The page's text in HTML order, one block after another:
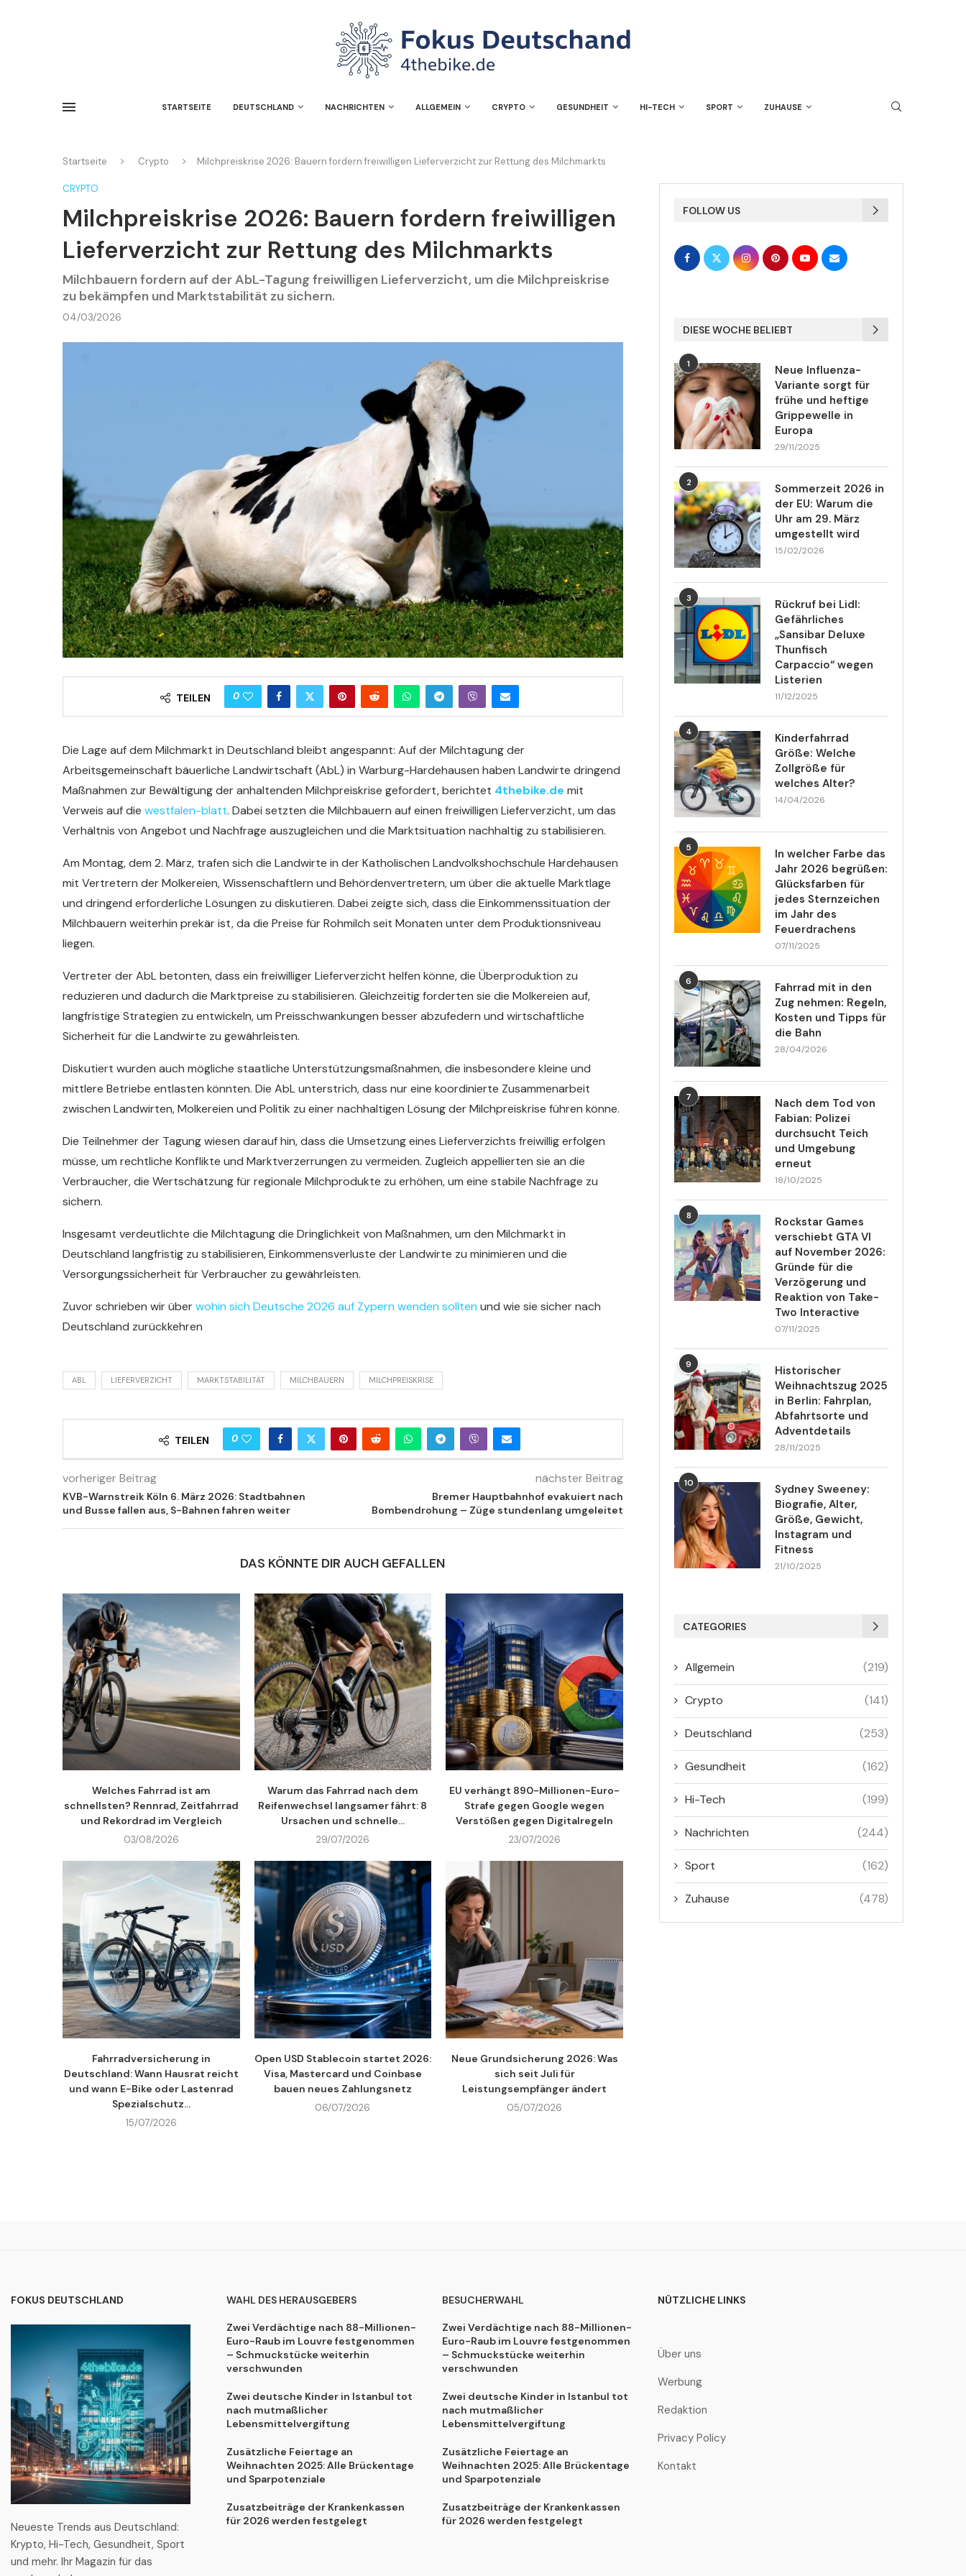
STARTSEITE DEUTSCHLAND NACHRICHTEN ALLGEMEIN CRYPTO GESUNDHEIT HI-TECH SPORT ZUHAUSE
Startseite Crypto Milchpreiskrise 2026: Bauern fordern freiwilligen Lieferverzicht zur Rettung des Milchmarkts
CRYPTO
Milchpreiskrise 2026: Bauern fordern freiwilligen
Lieferverzicht zur Rettung des Milchmarkts
Milchbauern fordern auf der AbL-Tagung freiwilligen Lieferverzicht, um die Milchpreiskrise
zu bekämpfen und Marktstabilität zu sichern.
04/03/2026
TEILEN 0
Die Lage auf dem Milchmarkt in Deutschland bleibt angespannt: Auf der Milchtagung der
Arbeitsgemeinschaft bäuerliche Landwirtschaft (AbL) in Warburg-Hardehausen haben Landwirte dringend
Maßnahmen zur Bewältigung der anhaltenden Milchpreiskrise gefordert, berichtet 4thebike.de mit
Verweis auf die westfalen-blatt. Dabei setzten die Milchbauern auf einen freiwilligen Lieferverzicht, um das
Verhältnis von Angebot und Nachfrage auszugleichen und die Marktsituation nachhaltig zu stabilisieren.
Am Montag, dem 2. März, trafen sich die Landwirte in der Katholischen Landvolkshochschule Hardehausen
mit Vertretern der Molkereien, Wissenschaftlern und Behördenvertretern, um über die aktuelle Marktlage
und dringend erforderliche Lösungen zu diskutieren. Dabei zeigte sich, dass die Einkommenssituation der
Milchbauern weiterhin prekär ist, da die Preise für Rohmilch seit Monaten unter dem Produktionsniveau
liegen.
Vertreter der AbL betonten, dass ein freiwilliger Lieferverzicht helfen könne, die Überproduktion zu
reduzieren und dadurch die Marktpreise zu stabilisieren. Gleichzeitig forderten sie die Molkereien auf,
langfristige Strategien zu entwickeln, um Preisschwankungen besser abzufedern und wirtschaftliche
Sicherheit für die Landwirte zu gewährleisten.
Diskutiert wurden auch mögliche staatliche Unterstützungsmaßnahmen, die insbesondere kleine und
mittlere Betriebe entlasten könnten. Die AbL unterstrich, dass nur eine koordinierte Zusammenarbeit
zwischen Landwirten, Molkereien und Politik zu einer nachhaltigen Lösung der Milchpreiskrise führen könne.
Die Teilnehmer der Tagung wiesen darauf hin, dass die Umsetzung eines Lieferverzichts freiwillig erfolgen
müsse, um rechtliche Konflikte und Marktverzerrungen zu vermeiden. Zugleich appellierten sie an die
Verbraucher, die Wertschätzung für regionale Milchprodukte zu erhöhen, um eine stabile Nachfrage zu
sichern.
Insgesamt verdeutlichte die Milchtagung die Dringlichkeit von Maßnahmen, um den Milchmarkt in
Deutschland langfristig zu stabilisieren, Einkommensverluste der Landwirte zu minimieren und die
Versorgungssicherheit für Verbraucher zu gewährleisten.
Zuvor schrieben wir überwohin sich Deutsche 2026 auf Zypern wenden sollten und wie sie sicher nach
Deutschland zurückkehren
ABL LIEFERVERZICHT MARKTSTABILITÄT MILCHBAUERN MILCHPREISKRISE
TEILEN 0
vorheriger Beitrag
KVB-Warnstreik Köln 6. März 2026: Stadtbahnen
und Busse fallen aus, S-Bahnen fahren weiter
nächster Beitrag
Bremer Hauptbahnhof evakuiert nach
Bombendrohung – Züge stundenlang umgeleitet
DAS KÖNNTE DIR AUCH GEFALLEN
Welches Fahrrad ist am
schnellsten? Rennrad, Zeitfahrrad
und Rekordrad im Vergleich
03/08/2026
Warum das Fahrrad nach dem
Reifenwechsel langsamer fährt: 8
Ursachen und schnelle...
29/07/2026
EU verhängt 890-Millionen-Euro-
Strafe gegen Google wegen
Verstößen gegen Digitalregeln
23/07/2026
Fahrradversicherung in
Deutschland: Wann Hausrat reicht
und wann E-Bike oder Lastenrad
Spezialschutz...
15/07/2026
Open USD Stablecoin startet 2026:
Visa, Mastercard und Coinbase
bauen neues Zahlungsnetz
06/07/2026
Neue Grundsicherung 2026: Was
sich seit Juli für
Leistungsempfänger ändert
05/07/2026
FOLLOW US
DIESE WOCHE BELIEBT
1
Neue Influenza-
Variante sorgt für
frühe und heftige
Grippewelle in
Europa
29/11/2025
2
Sommerzeit 2026 in
der EU: Warum die
Uhr am 29. März
umgestellt wird
15/02/2026
3
Rückruf bei Lidl:
Gefährliches
„Sansibar Deluxe
Thunfisch
Carpaccio“ wegen
Listerien
11/12/2025
4
Kinderfahrrad
Größe: Welche
Zollgröße für
welches Alter?
14/04/2026
5
In welcher Farbe das
Jahr 2026 begrüßen:
Glücksfarben für
jedes Sternzeichen
im Jahr des
Feuerdrachens
07/11/2025
6
Fahrrad mit in den
Zug nehmen: Regeln,
Kosten und Tipps für
die Bahn
28/04/2026
7
Nach dem Tod von
Fabian: Polizei
durchsucht Teich
und Umgebung
erneut
18/10/2025
8
Rockstar Games
verschiebt GTA VI
auf November 2026:
Gründe für die
Verzögerung und
Reaktion von Take-
Two Interactive
07/11/2025
9
Historischer
Weihnachtszug 2025
in Berlin: Fahrplan,
Abfahrtsorte und
Adventdetails
28/11/2025
10
Sydney Sweeney:
Biografie, Alter,
Größe, Gewicht,
Instagram und
Fitness
21/10/2025
CATEGORIES
Allgemein (219)
Crypto (141)
Deutschland (253)
Gesundheit (162)
Hi-Tech (199)
Nachrichten (244)
Sport (162)
Zuhause (478)
FOKUS DEUTSCHLAND
Neueste Trends aus Deutschland:
Krypto, Hi-Tech, Gesundheit, Sport
und mehr. Ihr Magazin für das
WAHL DES HERAUSGEBERS
Zwei Verdächtige nach 88-Millionen-
Euro-Raub im Louvre festgenommen
– Schmuckstücke weiterhin
verschwunden
Zwei deutsche Kinder in Istanbul tot
nach mutmaßlicher
Lebensmittelvergiftung
Zusätzliche Feiertage an
Weihnachten 2025: Alle Brückentage
und Sparpotenziale
Zusatzbeiträge der Krankenkassen
für 2026 werden festgelegt
BESUCHERWAHL
Zwei Verdächtige nach 88-Millionen-
Euro-Raub im Louvre festgenommen
– Schmuckstücke weiterhin
verschwunden
Zwei deutsche Kinder in Istanbul tot
nach mutmaßlicher
Lebensmittelvergiftung
Zusätzliche Feiertage an
Weihnachten 2025: Alle Brückentage
und Sparpotenziale
Zusatzbeiträge der Krankenkassen
für 2026 werden festgelegt
NÜTZLICHE LINKS
Über uns
Werbung
Redaktion
Privacy Policy
Kontakt